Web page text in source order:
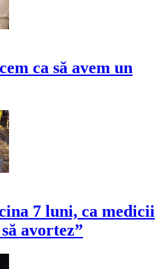
ca să avem un
7 luni, ca medicii
avortez”